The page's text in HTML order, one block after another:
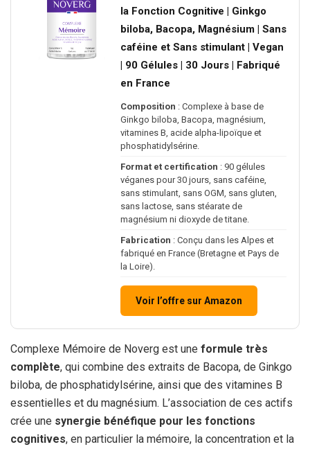
la Fonction Cognitive | Ginkgo
biloba, Bacopa, Magnésium | Sans
caféine et Sans stimulant | Vegan
| 90 Gélules | 30 Jours | Fabriqué
en France
Composition : Complexe à base de
Ginkgo biloba, Bacopa, magnésium,
vitamines B, acide alpha-lipoïque et
phosphatidylsérine.
Format et certification : 90 gélules
véganes pour 30 jours, sans caféine,
sans stimulant, sans OGM, sans gluten,
sans lactose, sans stéarate de
magnésium ni dioxyde de titane.
Fabrication : Conçu dans les Alpes et
fabriqué en France (Bretagne et Pays de
la Loire).
Voir l’offre sur Amazon
Complexe Mémoire de Noverg est une formule très
complète, qui combine des extraits de Bacopa, de Ginkgo
biloba, de phosphatidylsérine, ainsi que des vitamines B
essentielles et du magnésium. L’association de ces actifs
crée une synergie bénéfique pour les fonctions
cognitives, en particulier la mémoire, la concentration et la